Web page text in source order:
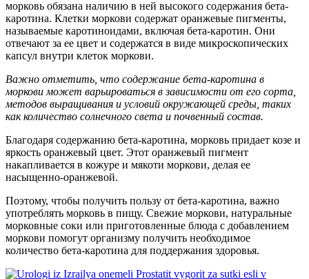
морковь обязана наличию в ней высокого содержания бета-
каротина. Клетки моркови содержат оранжевые пигменты,
называемые каротиноидами, включая бета-каротин. Они
отвечают за ее цвет и содержатся в виде микроскопических
капсул внутри клеток моркови.
Важно отметить, что содержание бета-каротина в
моркови может варьироваться в зависимости от его сорта,
методов выращивания и условий окружающей среды, таких
как количество солнечного света и почвенный состав.
Благодаря содержанию бета-каротина, морковь придает козе и
яркость оранжевый цвет. Этот оранжевый пигмент
накапливается в кожуре и мякоти моркови, делая ее
насыщенно-оранжевой.
Поэтому, чтобы получить пользу от бета-каротина, важно
употреблять морковь в пищу. Свежие моркови, натуральные
морковные соки или приготовленные блюда с добавлением
моркови помогут организму получить необходимое
количество бета-каротина для поддержания здоровья.